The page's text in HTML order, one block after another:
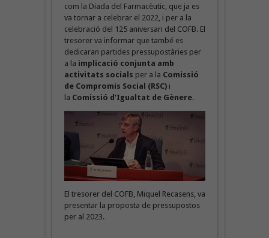
com la Diada del Farmacèutic, que ja es
va tornar a celebrar el 2022, i per a la
celebració del 125 aniversari del COFB. El
tresorer va informar que també es
dedicaran partides pressupostàries per
a la implicació conjunta amb
activitats socials per a la Comissió
de Compromís Social (RSC)i
la Comissió d’Igualtat de Gènere.
El tresorer del COFB, Miquel Recasens, va
presentar la proposta de pressupostos
per al 2023.